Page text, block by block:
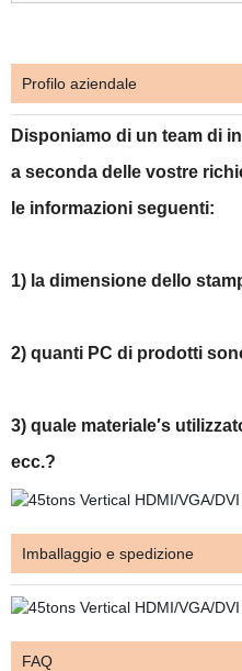
Profilo aziendale
Disponiamo di un team di
a seconda delle vostre
le informazioni seguenti:
1) la dimensione dello
2) quanti PC di prodotti
3) quale materiale′s
ecc.?
Imballaggio e spedizione
FAQ